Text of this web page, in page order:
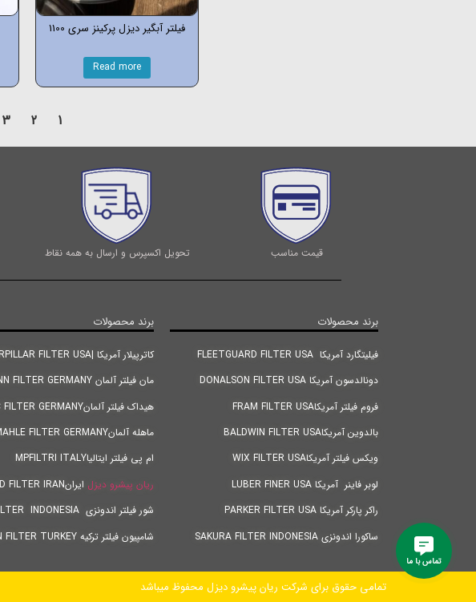
فیلتر آبگیر دیزل پرکینز سری 1100
Read more
1
2
3
قیمت مناسب تحویل اکسپرس و ارسال به همه نقاط
برند محصولات
فیلیتگارد آمریکا FLEETGUARD FILTER USA
دونالدسون آمریکا DONALSON FILTER USA
فروم فیلتر آمریکاFRAM FILTER USA
بالدوین آمریکاBALDWIN FILTER USA
ویکس فیلتر آمریکاWIX FILTER USA
لوبر فاینر آمریکا LUBER FINER USA
راکر پارکر آمریکا PARKER FILTER USA
ساکورا اندونزی SAKURA FILTER INDONESIA
برند محصولات
کاترپیلار آمریکا |CATTERPILLAR FILTER USA
مان فیلتر آلمان MANN FILTER GERMANY
هیداک فیلتر آلمانHYDAC FILTER GERMANY
ماهله آلمانMAHLE FILTER GERMANY
ام پی فیلتر ایتالیاMPFILTRI ITALY
ریان پیشرو دیزل ایرانRPD FILTER IRAN
شور فیلتر اندونزی SURE FILTER INDONESIA
شامپیون فیلتر ترکیه SAMPIYON FILTER TURKEY
تمامی حقوق برای شرکت ریان پیشرو دیزل محفوظ میباشد
تماس با ما